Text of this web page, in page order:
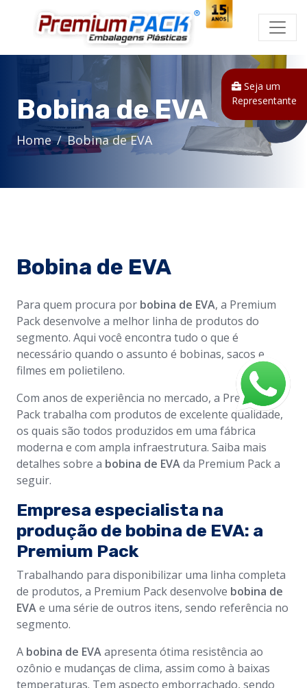
Seja um
Representante
Bobina de EVA
Home Bobina de EVA
Bobina de EVA
Para quem procura por bobina de EVA, a Premium
Pack desenvolve a melhor linha de produtos do
segmento. Aqui você encontra tudo o que é
necessário quando o assunto é bobinas, sacos e
filmes em polietileno.
Com anos de experiência no mercado, a Premium
Pack trabalha com produtos de excelente qualidade,
os quais são todos produzidos em uma fábrica
moderna e com ampla infraestrutura. Saiba mais
detalhes sobre a bobina de EVAda Premium Pack a
seguir.
Empresa especialista na
produção de bobina de EVA: a
Premium Pack
Trabalhando para disponibilizar uma linha completa
de produtos, a Premium Pack desenvolve bobina de
EVAe uma série de outros itens, sendo referência no
segmento.
A bobina de EVAapresenta ótima resistência ao
ozônio e mudanças de clima, assim como à baixas
temperaturas. Tem aspecto emborrachado, sendo